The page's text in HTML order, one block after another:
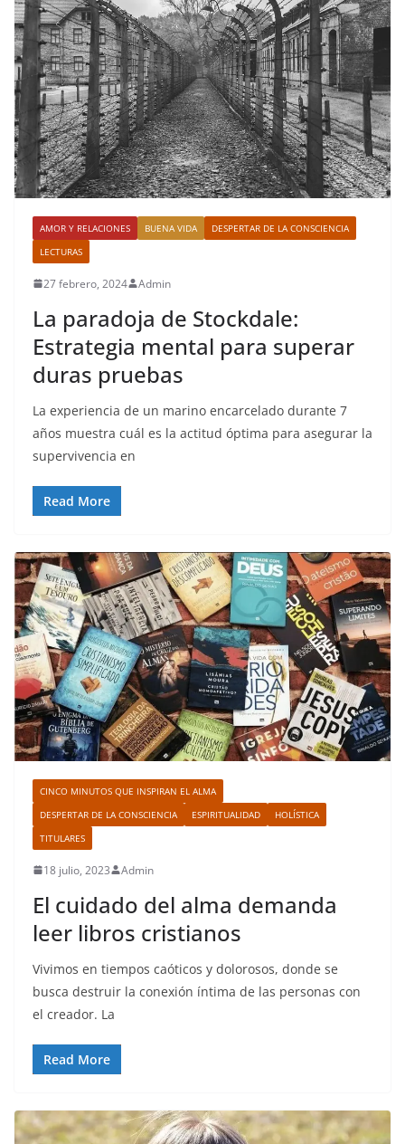
AMOR Y RELACIONES BUENA VIDA
DESPERTAR DE LA CONSCIENCIA
LECTURAS
27 febrero, 2024 Admin
La paradoja de Stockdale:
Estrategia mental para superar
duras pruebas
La experiencia de un marino encarcelado durante 7
años muestra cuál es la actitud óptima para asegurar la
supervivencia en
Read More
CINCO MINUTOS QUE INSPIRAN EL ALMA
DESPERTAR DE LA CONSCIENCIA
ESPIRITUALIDAD
HOLÍSTICA
TITULARES
18 julio, 2023 Admin
El cuidado del alma demanda
leer libros cristianos
Vivimos en tiempos caóticos y dolorosos, donde se
busca destruir la conexión íntima de las personas con
el creador. La
Read More